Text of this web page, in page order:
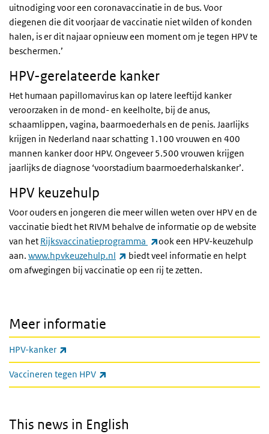
uitnodiging voor een coronavaccinatie in de bus. Voor
diegenen die dit voorjaar de vaccinatie niet wilden of konden
halen, is er dit najaar opnieuw een moment om je tegen HPV te
beschermen.’
HPV-gerelateerde kanker
Het humaan papillomavirus kan op latere leeftijd kanker
veroorzaken in de mond- en keelholte, bij de anus,
schaamlippen, vagina, baarmoederhals en de penis. Jaarlijks
krijgen in Nederland naar schatting 1.100 vrouwen en 400
mannen kanker door HPV. Ongeveer 5.500 vrouwen krijgen
jaarlijks de diagnose ‘voorstadium baarmoederhalskanker’.
HPV keuzehulp
Voor ouders en jongeren die meer willen weten over HPV en de
vaccinatie biedt het RIVM behalve de informatie op de website
van het Rijksvaccinatieprogramma (externe link)
ook een HPV-keuzehulp
aan. www.hpvkeuzehulp.nl (externe link)
biedt veel informatie en helpt
om afwegingen bij vaccinatie op een rij te zetten.
Meer informatie
HPV-kanker
Vaccineren tegen HPV
This news in English